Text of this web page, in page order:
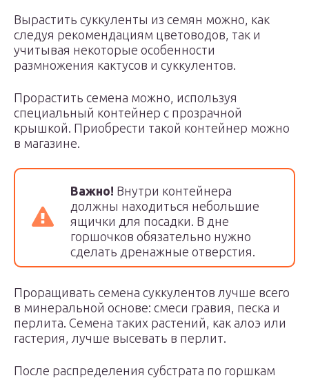
Вырастить суккуленты из семян можно, как
следуя рекомендациям цветоводов, так и
учитывая некоторые особенности
размножения кактусов и суккулентов.
Прорастить семена можно, используя
специальный контейнер с прозрачной
крышкой. Приобрести такой контейнер можно
в магазине.
Важно! Внутри контейнера
должны находиться небольшие
ящички для посадки. В дне
горшочков обязательно нужно
сделать дренажные отверстия.
Проращивать семена суккулентов лучше всего
в минеральной основе: смеси гравия, песка и
перлита. Семена таких растений, как алоэ или
гастерия, лучше высевать в перлит.
После распределения субстрата по горшкам